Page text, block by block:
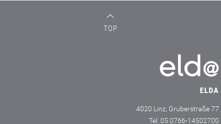
TOP
ELDA
4020 Linz, Gruberstraße 77
Tel: 05 0766-14502700